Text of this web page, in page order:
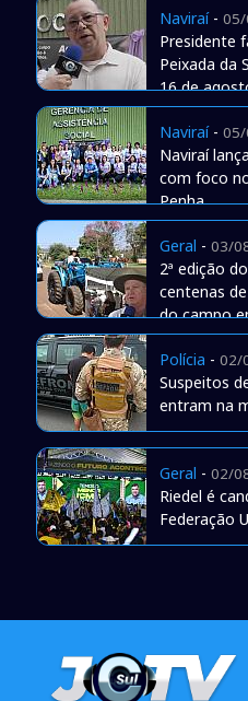
Naviraí-
Presidente
Peixada da
16 de
Naviraí-
Naviraí
com foco
Penha
Geral - 03/
2ª edição
centenas
do campo
Polícia - 02/
Suspeitos
entram na
Geral - 02/
Riedel é
Federação